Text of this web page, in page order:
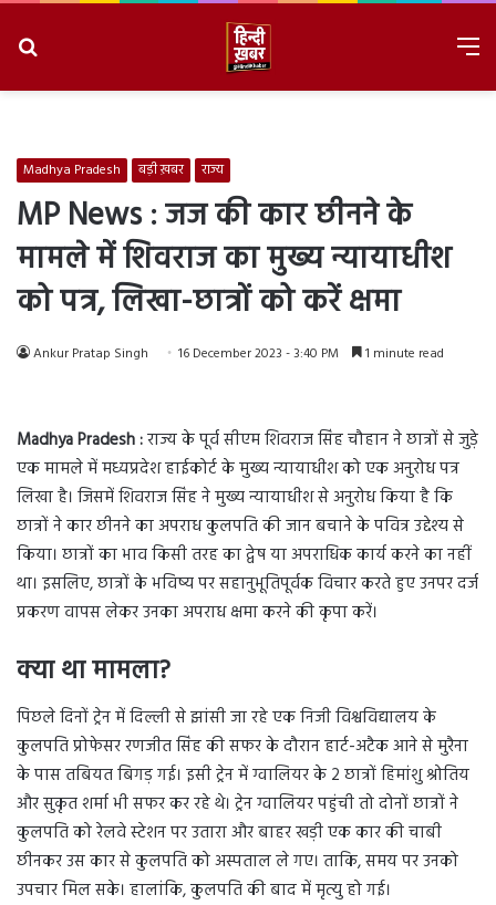
Madhya Pradesh बड़ी ख़बर राज्य
MP News : जज की कार छीनने के
मामले में शिवराज का मुख्य न्यायाधीश
को पत्र, लिखा-छात्रों को करें क्षमा
Ankur Pratap Singh 16 December 2023 - 3:40 PM 1 minute read
Madhya Pradesh :राज्य के पूर्व सीएम शिवराज सिंह चौहान ने छात्रों से जुड़े
एक मामले में मध्यप्रदेश हाईकोर्ट के मुख्य न्यायाधीश को एक अनुरोध पत्र
लिखा है। जिसमें शिवराज सिंह ने मुख्य न्यायाधीश से अनुरोध किया है कि
छात्रों ने कार छीनने का अपराध कुलपति की जान बचाने के पवित्र उद्देश्य से
किया। छात्रों का भाव किसी तरह का द्वेष या अपराधिक कार्य करने का नहीं
था। इसलिए, छात्रों के भविष्य पर सहानुभूतिपूर्वक विचार करते हुए उनपर दर्ज
प्रकरण वापस लेकर उनका अपराध क्षमा करने की कृपा करें।
क्या था मामला?
पिछले दिनों ट्रेन में दिल्ली से झांसी जा रहे एक निजी विश्वविद्यालय के
कुलपति प्रोफेसर रणजीत सिंह की सफर के दौरान हार्ट-अटैक आने से मुरैना
के पास तबियत बिगड़ गई। इसी ट्रेन में ग्वालियर के 2 छात्रों हिमांशु श्रोतिय
और सुकृत शर्मा भी सफर कर रहे थे। ट्रेन ग्वालियर पहुंची तो दोनों छात्रों ने
कुलपति को रेलवे स्टेशन पर उतारा और बाहर खड़ी एक कार की चाबी
छीनकर उस कार से कुलपति को अस्पताल ले गए। ताकि, समय पर उनको
उपचार मिल सके। हालांकि, कुलपति की बाद में मृत्यु हो गई।